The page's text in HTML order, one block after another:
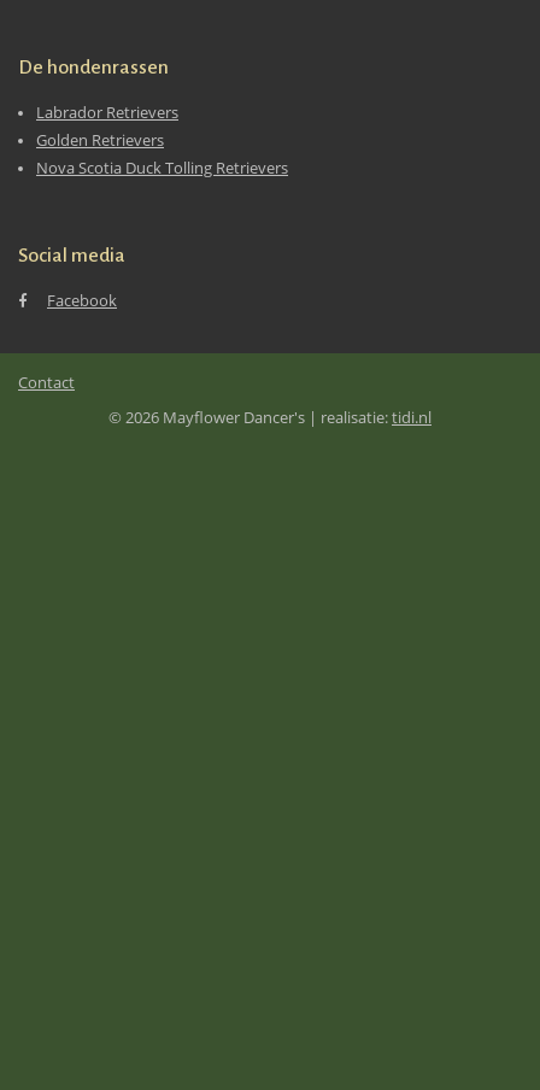
De hondenrassen
Labrador Retrievers
Golden Retrievers
Nova Scotia Duck Tolling Retrievers
Social media
Facebook
Contact
© 2026 Mayflower Dancer's | realisatie:tidi.nl